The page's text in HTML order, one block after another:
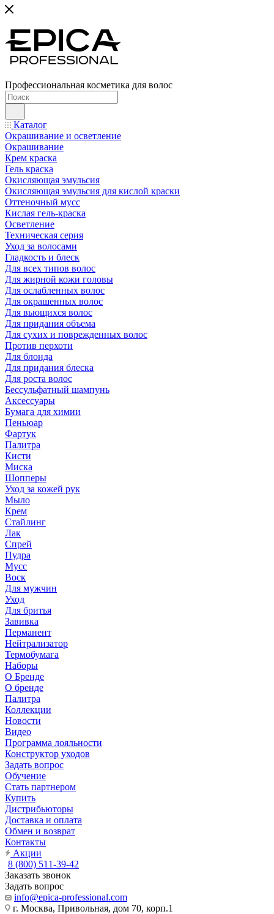
Профессиональная косметика для волос
Каталог
Окрашивание и осветление
Окрашивание
Крем краска
Гель краска
Окисляющая эмульсия
Окисляющая эмульсия для кислой краски
Оттеночный мусс
Кислая гель-краска
Осветление
Техническая серия
Уход за волосами
Гладкость и блеск
Для всех типов волос
Для жирной кожи головы
Для ослабленных волос
Для окрашенных волос
Для вьющихся волос
Для придания объема
Для сухих и поврежденных волос
Против перхоти
Для блонда
Для придания блеска
Для роста волос
Бессульфатный шампунь
Аксессуары
Бумага для химии
Пеньюар
Фартук
Палитра
Кисти
Миска
Шопперы
Уход за кожей рук
Мыло
Крем
Стайлинг
Лак
Спрей
Пудра
Мусс
Воск
Для мужчин
Уход
Для бритья
Завивка
Перманент
Нейтрализатор
Термобумага
Наборы
О Бренде
О бренде
Палитра
Коллекции
Новости
Видео
Программа лояльности
Конструктор уходов
Задать вопрос
Обучение
Стать партнером
Купить
Дистрибьюторы
Доставка и оплата
Обмен и возврат
Контакты
Акции
8 (800) 511-39-42
Заказать звонок
Задать вопрос
info@epica-professional.com
г. Москва, Привольная, дом 70, корп.1